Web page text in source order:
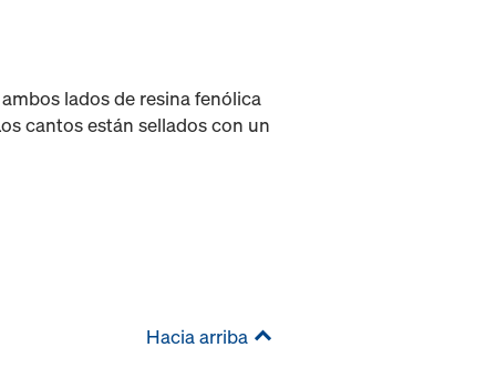
lados de resina fenólica
cantos están sellados con un
Hacia arriba